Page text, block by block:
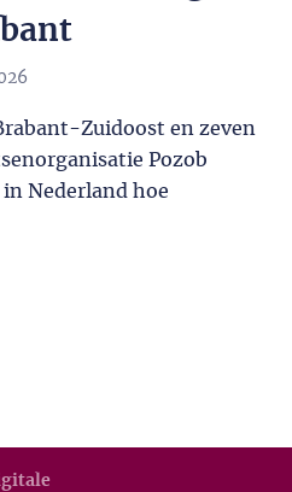
Zuidoost en zeven
Pozob
Nederland hoe